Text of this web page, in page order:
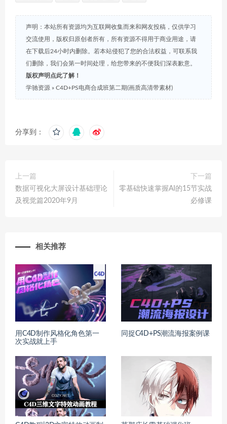
声明：本站所有资源均为互联网收集而来和网友投稿，仅供学习
交流使用，版权归原创者所有，所有资源不得用于商业用途，请
在下载后24小时内删除。若本站侵犯了您的合法权益，可联系我
们删除，我们会第一时间处理，给您带来的不便我们深表歉意。
版权声明点此了解！
学驰资源 » C4D+PS电商合成班第二期(画质高清带素材)
分享到：
上一篇
数据可视化大屏设计基础理论
及视觉篇2020年9月
下一篇
零基础快速掌握AI的15节实战
必修课
相关推荐
用C4D制作风格化角色第一
次实战就上手
同捉C4D+PS潮流海报案例课